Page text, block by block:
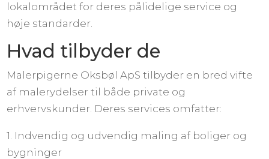
lokalområdet for deres pålidelige service og
høje standarder.
Hvad tilbyder de
Malerpigerne Oksbøl ApS tilbyder en bred vifte
af malerydelser til både private og
erhvervskunder. Deres services omfatter:
1. Indvendig og udvendig maling af boliger og
bygninger